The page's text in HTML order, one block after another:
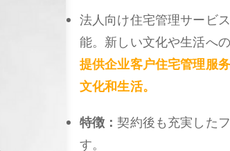
法人向け住宅管理サービ
能。新しい文化や生活へ
提供企业客户住宅管理服
文化和生活。
特徴：契約後も充実した
す。